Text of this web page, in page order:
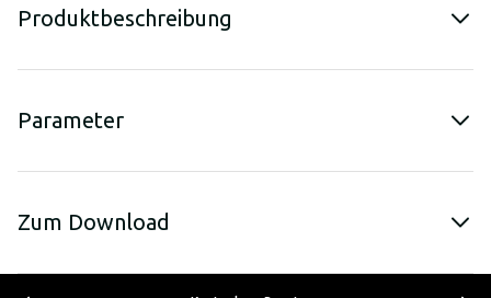
Produktbeschreibung
Parameter
Zum Download